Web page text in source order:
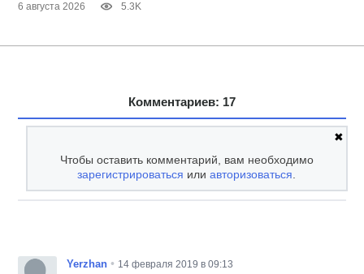
6 августа 2026 5.3K
Комментариев: 17
✖
Чтобы оставить комментарий, вам необходимо
зарегистрироваться илиавторизоваться.
Yerzhan • 14 февраля 2019 в 09:13